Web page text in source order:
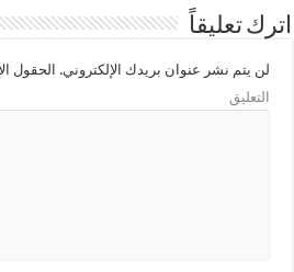
اترك تعليقاً
لن يتم نشر عنوان بريدك الإلكتروني. الحقول
التعليق